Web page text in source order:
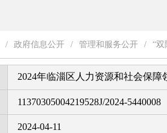
/ 政府信息公开 / 管理和服务公开 / “
2024年临淄区人力资源和社会保
11370305004219528J/2024-5440008
2024-04-11